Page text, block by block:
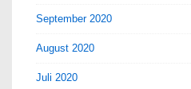
September 2020
August 2020
Juli 2020